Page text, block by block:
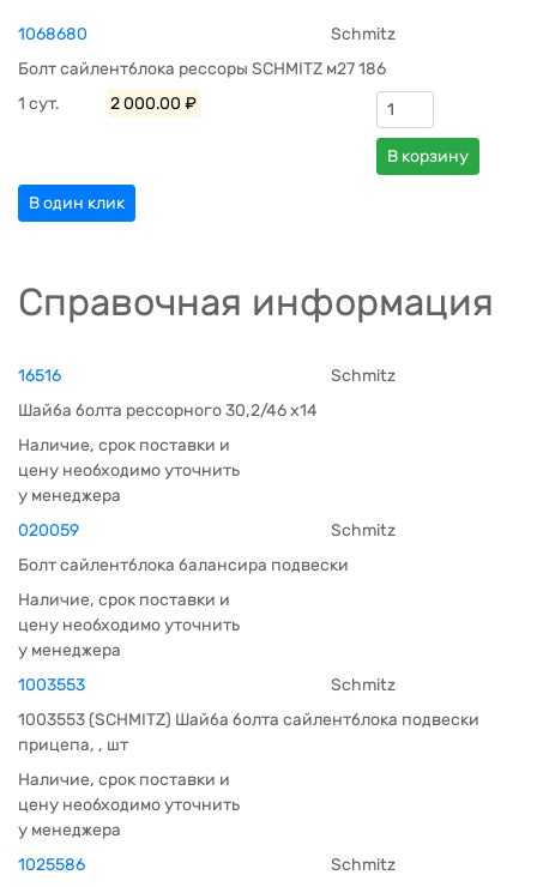
1068680
Schmitz
Болт сайлентблока рессоры SCHMITZ м27 186
1 сут.
2 000.00 ₽
В корзину
В один клик
Справочная информация
16516
Schmitz
Шайба болта рессорного 30,2/46 x14
Наличие, срок поставки и
цену необходимо уточнить
у менеджера
020059
Schmitz
Болт сайлентблока балансира подвески
Наличие, срок поставки и
цену необходимо уточнить
у менеджера
1003553
Schmitz
1003553 (SCHMITZ) Шайба болта сайлентблока подвески
прицепа, , шт
Наличие, срок поставки и
цену необходимо уточнить
у менеджера
1025586
Schmitz